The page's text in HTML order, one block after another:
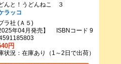
んと！うどんねこ ３
ラッコ
ラ社 (Ａ５)
2025年04月発売】 ISBNコード 9
円
状況：在庫あり（1～2日で出荷）